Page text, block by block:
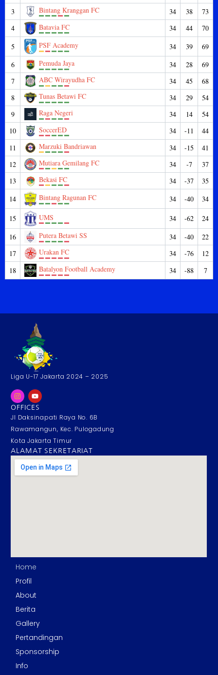
3 Bintang Kranggan FC 34 38
73
4
Batavia FC 34 44
70
5
PSF Academy 34 39
69
6
Pemuda Jaya 34 28
69
7
ABC Wirayudha FC 34 45
68
8
Tunas Betawi FC 34 29
54
9
Raga Negeri 34 14
54
10
SoccerED 34 -11
44
11
Marzuki Bandriawan 34 -15
41
12
Mutiara Gemilang FC 34 -7
37
13
Bekasi FC 34 -37
35
14
Bintang Ragunan FC 34 -40 34
15 UMS 34 -62
24
16
Putera Betawi SS 34 -40
22
17
Urakan FC 34 -76
12
18
Batalyon Football Academy 34 -88 7
Liga U-17 Jakarta 2024 – 2025
OFFICES
Jl Daksinapati Raya No. 6B
Rawamangun, Kec. Pulogadung
Kota Jakarta Timur
ALAMAT SEKRETARIAT
Home
Profil
About
Berita
Gallery
Pertandingan
Sponsorship
Info